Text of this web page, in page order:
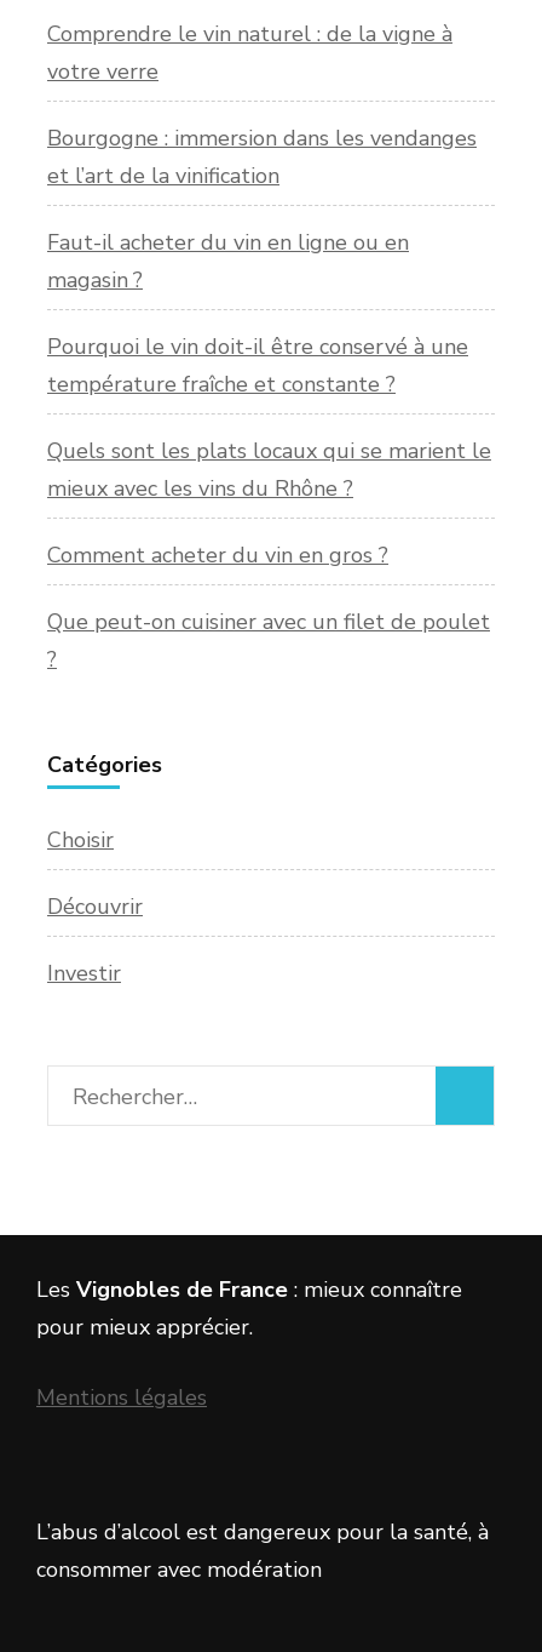
Comprendre le vin naturel : de la vigne à
votre verre
Bourgogne : immersion dans les vendanges
et l’art de la vinification
Faut-il acheter du vin en ligne ou en
magasin ?
Pourquoi le vin doit-il être conservé à une
température fraîche et constante ?
Quels sont les plats locaux qui se marient le
mieux avec les vins du Rhône ?
Comment acheter du vin en gros ?
Que peut-on cuisiner avec un filet de poulet
?
Catégories
Choisir
Découvrir
Investir
Rechercher :
Les Vignobles de France : mieux connaître
pour mieux apprécier.
Mentions légales
L’abus d’alcool est dangereux pour la santé, à
consommer avec modération